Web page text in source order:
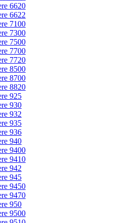
6620
6622
7100
7300
7500
7700
7720
8500
8700
8820
925
930
932
935
936
940
9400
9410
942
945
9450
9470
950
9500